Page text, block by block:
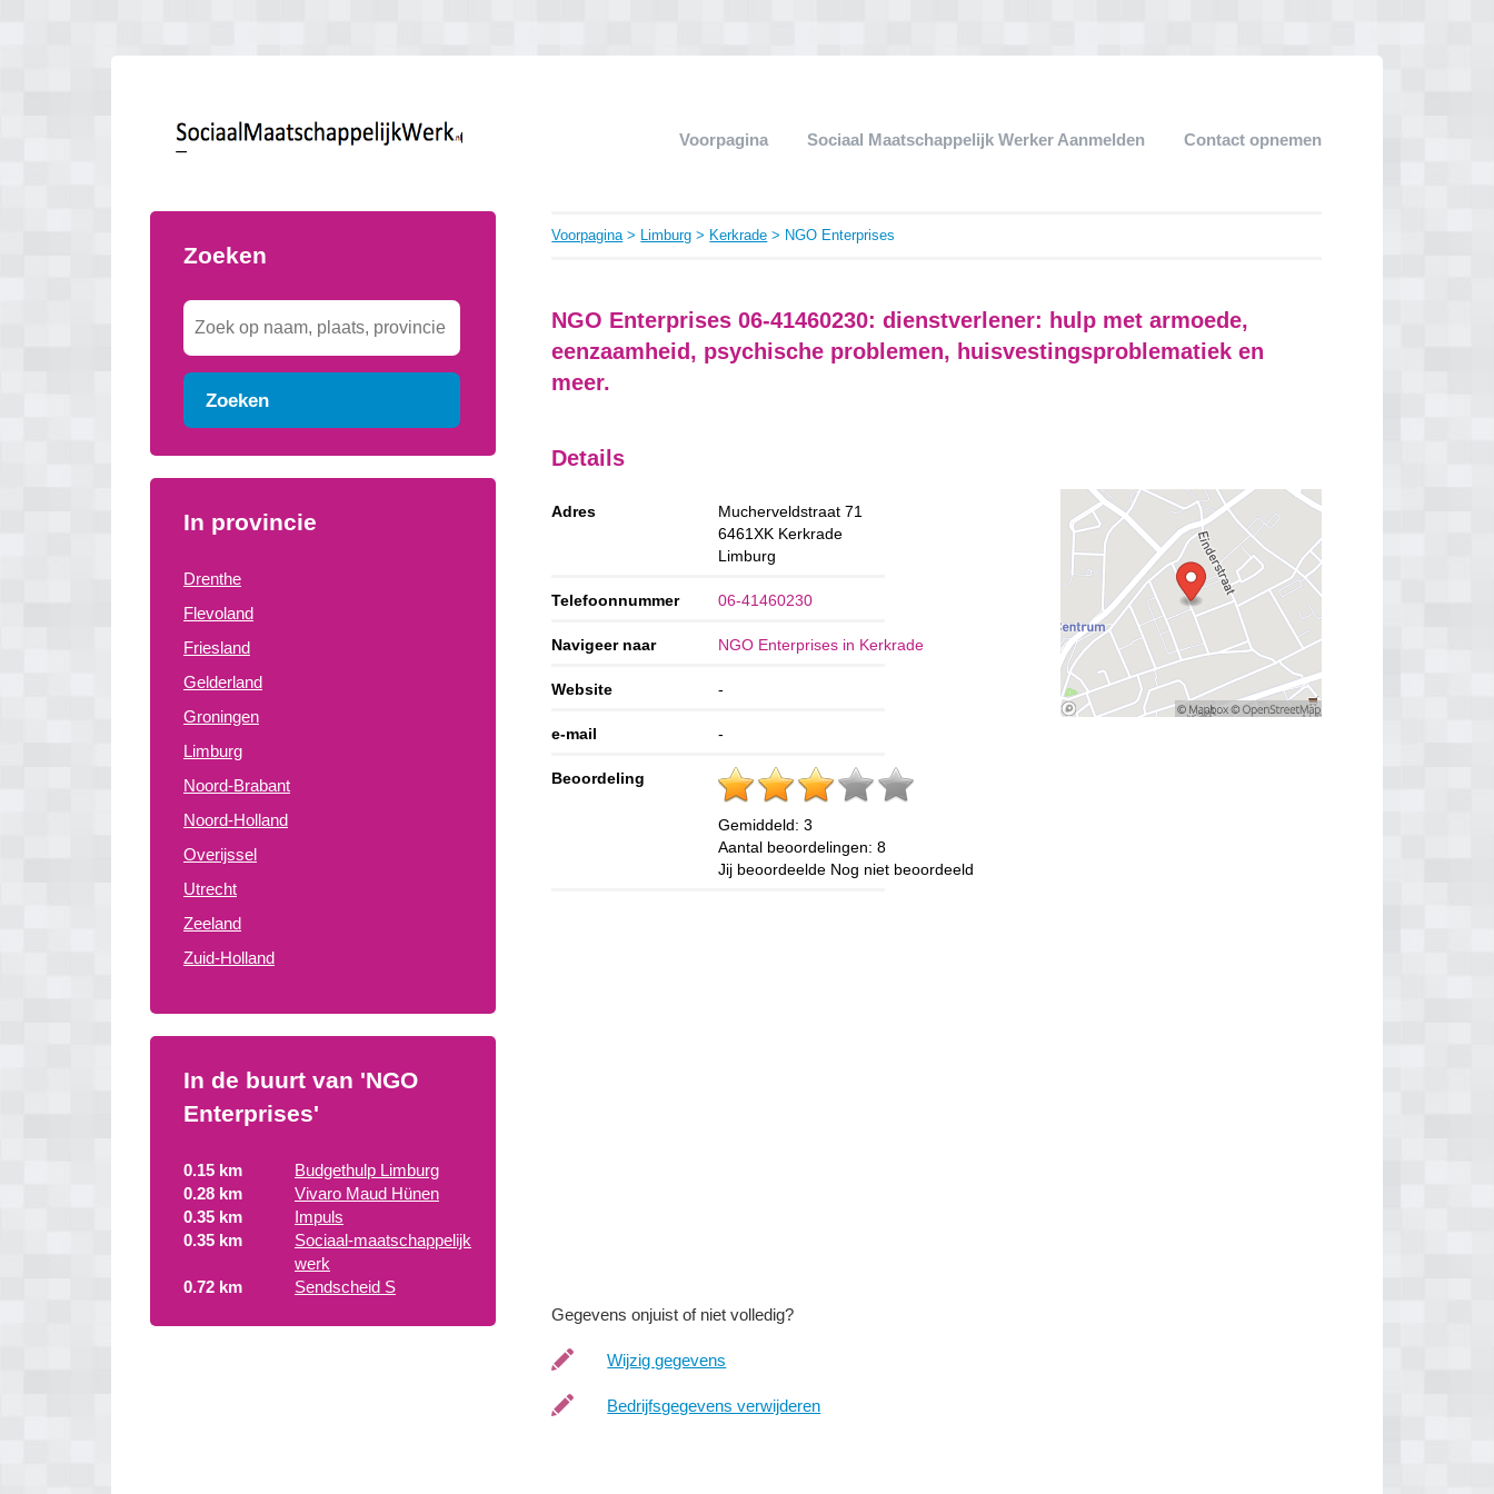
Voorpagina Sociaal Maatschappelijk Werker Aanmelden Contact opnemen
Zoeken
Zoeken
In provincie
Drenthe
Flevoland
Friesland
Gelderland
Groningen
Limburg
Noord-Brabant
Noord-Holland
Overijssel
Utrecht
Zeeland
Zuid-Holland
In de buurt van 'NGO
Enterprises'
0.15 km
Budgethulp Limburg
0.28 km
Vivaro Maud Hünen
0.35 km
Impuls
0.35 km
Sociaal-maatschappelijk
werk
0.72 km
Sendscheid S
Voorpagina> Limburg > Kerkrade > NGO Enterprises
NGO Enterprises 06-41460230: dienstverlener: hulp met armoede,
eenzaamheid, psychische problemen, huisvestingsproblematiek en
meer.
Details
Adres
Mucherveldstraat 71
6461XK Kerkrade
Limburg
Telefoonnummer 06-41460230
Navigeer naar NGO Enterprises in Kerkrade
Website -
e-mail -
Beoordeling
Gemiddeld:3
Aantal beoordelingen:8
Jij beoordeelde Nog niet beoordeeld
Gegevens onjuist of niet volledig?
Wijzig gegevens
Bedrijfsgegevens verwijderen